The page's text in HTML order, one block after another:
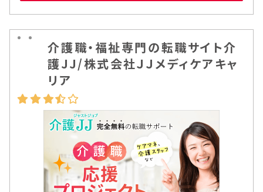
介護職・福祉専門の転職サイト介
護JJ/株式会社ＪＪメディケアキャ
リア